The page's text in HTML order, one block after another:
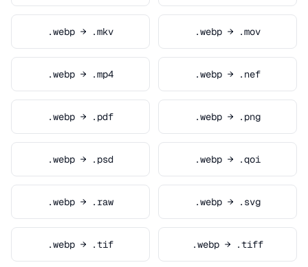
.webp → .mkv .webp → .mov
.webp → .mp4 .webp → .nef
.webp → .pdf .webp → .png
.webp → .psd .webp → .qoi
.webp → .raw .webp → .svg
.webp → .tif .webp → .tiff